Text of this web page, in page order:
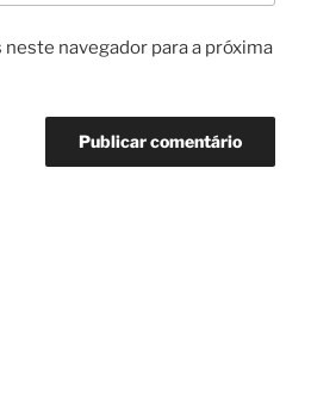
neste navegador para a próxima